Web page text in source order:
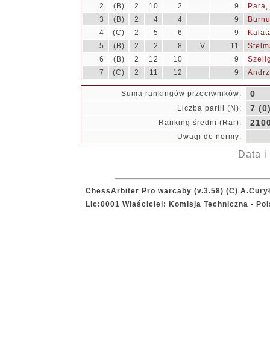
2
(B) 2 10 2 9
Para,
3
(B) 2 4 4 9
4
(C) 2 5 6 9
5
(B) 2 2 8 V 11
6
(B) 2 12 10 9
7
(C) 2 11 12 9
Suma rankingów przeciwników: 0
Liczba partii (N): 7
Ranking średni (Rar):
Uwagi do normy:
Data
ChessArbiter Pro warcaby (v.3.58) (C)
Lic:0001 Właściciel: Komisja Techniczna -